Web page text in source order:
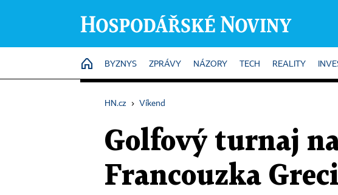
HOME
BYZNYS ZPRÁVY NÁZORY TECH REALITY
HN.cz › Víkend
Golfový turnaj
Francouzka